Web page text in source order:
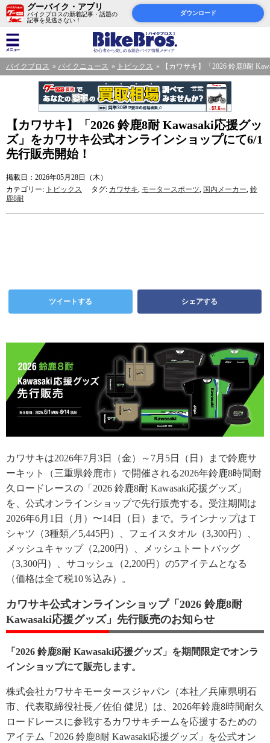
グーバイク・アプリ
バイクブロスの新着記事・話題の
記事を見逃さない！
ダウンロード
バイクブロス バイクニュース トピックス 【カワサキ】「2026 鈴鹿8耐
【カワサキ】「2026 鈴鹿8耐 Kawasaki応援グッ
ズ」をカワサキ公式オンラインショップにて6/1
先行販売開始！
掲載日：2026年05月28日（木）
カテゴリー: トピックス タグ: カワサキ, モータースポーツ, 国内メーカー, 鈴
鹿8耐
ツイートする シェアする
カワサキは2026年7月3日（金）～7月5日（日）まで鈴鹿サ
ーキット（三重県鈴鹿市）で開催される2026年鈴鹿8時間耐
久ロードレースの「2026 鈴鹿8耐 Kawasaki応援グッズ」
を、公式オンラインショップで先行販売する。受注期間は
2026年6月1日（月）〜14日（日）まで。ラインナップは T
シャツ（3種類／5,445円）、フェイスタオル（3,300円）、
メッシュキャップ（2,200円）、メッシュトートバッグ
（3,300円）、サコッシュ（2,200円）の5アイテムとなる
（価格は全て税10％込み）。
カワサキ公式オンラインショップ「2026 鈴鹿8耐
Kawasaki応援グッズ」先行販売のお知らせ
「2026 鈴鹿8耐 Kawasaki応援グッズ」を期間限定でオンラ
インショップにて販売します。
株式会社カワサキモータースジャパン（本社／兵庫県明石
市、代表取締役社長／佐伯 健児）は、2026年鈴鹿8時間耐久
ロードレースに参戦するカワサキチームを応援するための
アイテム「2026 鈴鹿8耐 Kawasaki応援グッズ」を公式オン